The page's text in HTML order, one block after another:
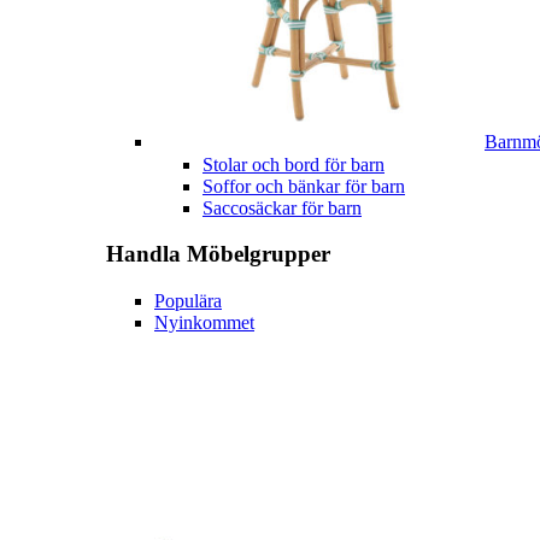
Stolar och bord för barn
Soffor och bänkar för barn
Saccosäckar för barn
Handla Möbelgrupper
Populära
Nyinkommet